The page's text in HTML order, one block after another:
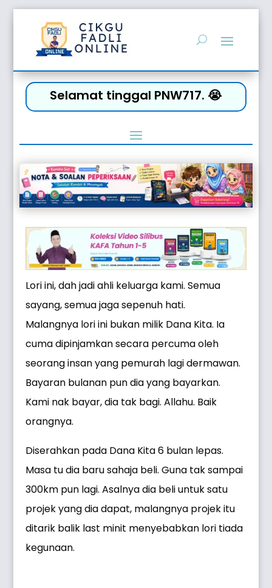
Selamat tinggal PNW717. 😭
Lori ini, dah jadi ahli keluarga kami. Semua
sayang, semua jaga sepenuh hati.
Malangnya lori ini bukan milik Dana Kita. Ia
cuma dipinjamkan secara percuma oleh
seorang insan yang pemurah lagi dermawan.
Bayaran bulanan pun dia yang bayarkan.
Kami nak bayar, dia tak bagi. Allahu. Baik
orangnya.
Diserahkan pada Dana Kita 6 bulan lepas.
Masa tu dia baru sahaja beli. Guna tak sampai
300km pun lagi. Asalnya dia beli untuk satu
projek yang dia dapat, malangnya projek itu
ditarik balik last minit menyebabkan lori tiada
kegunaan.